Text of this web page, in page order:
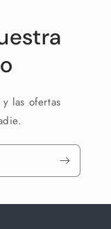
las ofertas